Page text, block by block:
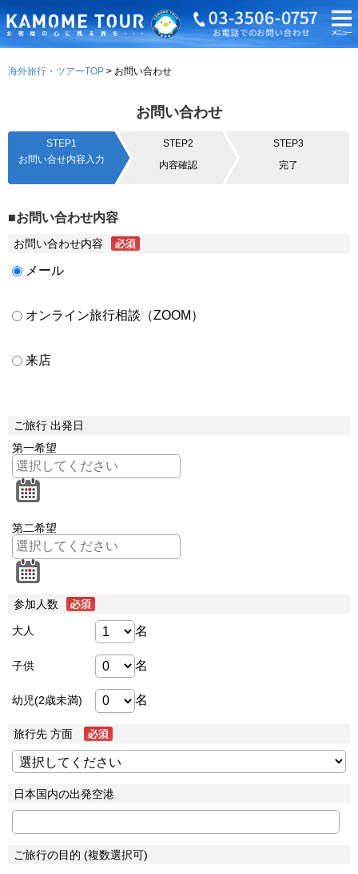
海外旅行・ツアーTOP お問い合わせ
お問い合わせ
STEP1
お問い合せ内容入力
STEP2
内容確認
STEP3
完了
■お問い合わせ内容
お問い合わせ内容
メール
オンライン旅行相談（ZOOM）
来店
ご旅行 出発日
第一希望
第二希望
参加人数
大人 名
子供 名
幼児(2歳未満) 名
旅行先 方面
日本国内の出発空港
ご旅行の目的 (複数選択可)